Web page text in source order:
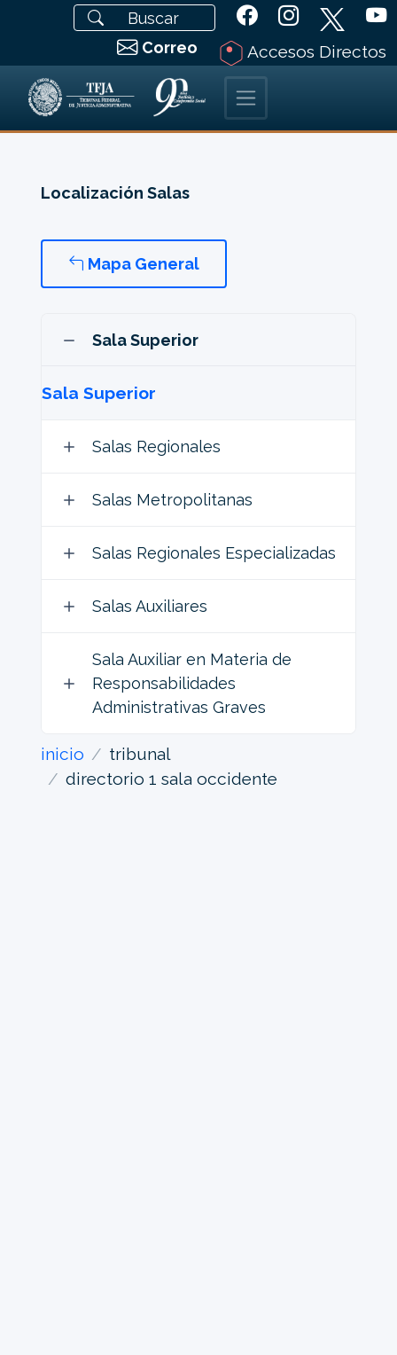
Correo Accesos Directos
Localización Salas
Mapa General
Sala Superior
Sala Superior
Salas Regionales
Salas Metropolitanas
Salas Regionales Especializadas
Salas Auxiliares
Sala Auxiliar en Materia de
Responsabilidades
Administrativas Graves
inicio
tribunal
directorio 1 sala occidente